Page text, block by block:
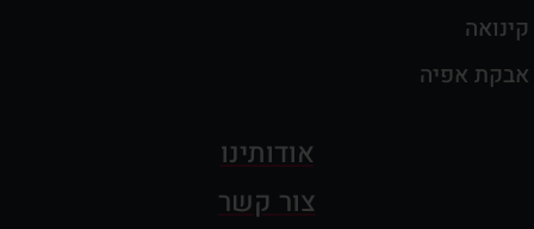
קינואה
אבקת אפיה
אודותינו
צור קשר